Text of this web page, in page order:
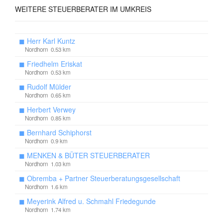
WEITERE STEUERBERATER IM UMKREIS
◼ Herr Karl Kuntz
Nordhorn 0.53 km
◼ Friedhelm Eriskat
Nordhorn 0.53 km
◼ Rudolf Mülder
Nordhorn 0.65 km
◼ Herbert Verwey
Nordhorn 0.85 km
◼ Bernhard Schiphorst
Nordhorn 0.9 km
◼ MENKEN & BÜTER STEUERBERATER
Nordhorn 1.03 km
◼ Obremba + Partner Steuerberatungsgesellschaft
Nordhorn 1.6 km
◼ Meyerink Alfred u. Schmahl Friedegunde
Nordhorn 1.74 km